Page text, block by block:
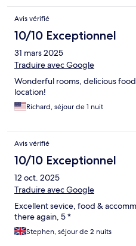
Avis vérifié
10/10 Exceptionnel
31 mars 2025
Traduire avec Google
Wonderful rooms, delicious
location!
Richard, séjour de 1 nuit
Avis vérifié
10/10 Exceptionnel
12 oct. 2025
Traduire avec Google
Excellent sevice, food &
there again, 5 *
Stephen, séjour de 2 nuits